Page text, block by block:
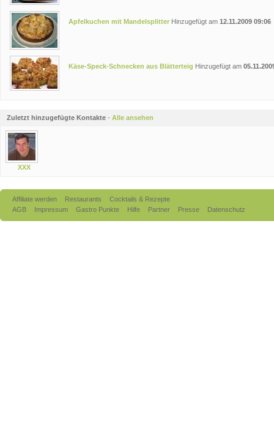
Apfelkuchen mit Mandelsplitter Hinzugefügt am 12.11.2009 09:06
Käse-Speck-Schnecken aus Blätterteig Hinzugefügt am
Zuletzt hinzugefügte Kontakte - Alle ansehen
XXX
Affiliate werden Restaurants
Cocktails & Rezepte
AGB
Impressum Gastro Punkte Hilfe Partner Presse Datenschutz